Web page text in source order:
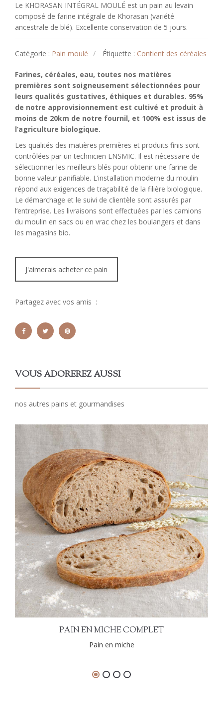
Le KHORASAN INTÉGRAL MOULÉ est un pain au levain
composé de farine intégrale de Khorasan (variété
ancestrale de blé). Excellente conservation de 5 jours.
Catégorie : Pain moulé Étiquette : Contient des céréales
Farines, céréales, eau, toutes nos matières
premières sont soigneusement sélectionnées pour
leurs qualités gustatives, éthiques et durables. 95%
de notre approvisionnement est cultivé et produit à
moins de 20km de notre fournil, et 100% est issus de
l’agriculture biologique.
Les qualités des matières premières et produits finis sont
contrôlées par un technicien ENSMIC. Il est nécessaire de
sélectionner les meilleurs blés pour obtenir une farine de
bonne valeur panifiable. L’installation moderne du moulin
répond aux exigences de traçabilité de la filière biologique.
Le démarchage et le suivi de clientèle sont assurés par
l’entreprise. Les livraisons sont effectuées par les camions
du moulin en sacs ou en vrac chez les boulangers et dans
les magasins bio.
J'aimerais acheter ce pain
Partagez avec vos amis :
VOUS ADOREREZ AUSSI
nos autres pains et gourmandises
PAIN EN MICHE COMPLET
Pain en miche